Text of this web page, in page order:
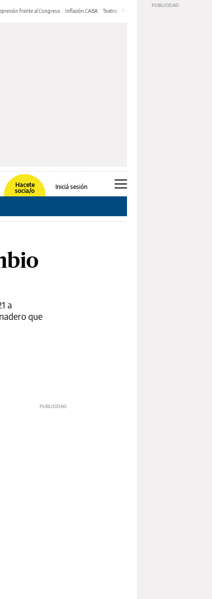
frente al Congreso Inflación CABA Teatro Feria de Editores
Hacete
socia/o
Iniciá sesión
a
que